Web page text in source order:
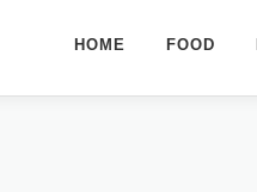
HOME FOOD